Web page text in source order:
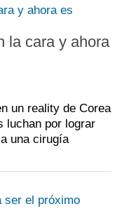
la cara y ahora
un reality de Corea
luchan por lograr
una cirugía